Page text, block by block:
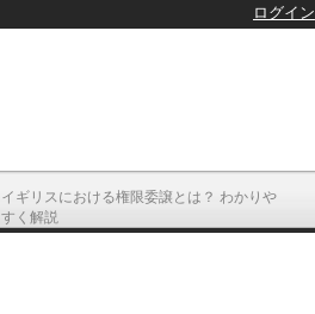
イギリスにおける権限委譲とは？ わかりや
すく解説
ログイン